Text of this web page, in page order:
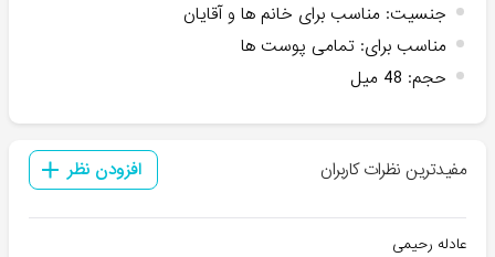
جنسیت: مناسب برای خانم ها و آقایان
مناسب برای: تمامی پوست ها
حجم: 48 میل
مفیدترین نظرات کاربران افزودن نظر
عادله رحیمی